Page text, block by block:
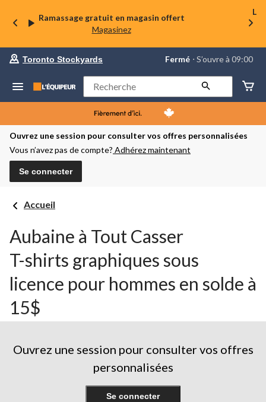
Ramassage gratuit en magasin offert
Magasinez
La
préféré
Toronto
Stockyards,
courament
Fermé,
S’ouvre
à
Toronto Stockyards Fermé ⋅ S’ouvre à 09:00
Rechercher
Ouvrez une session pour consulter vos offres personnalisées
Vous n’avez pas de compte? Adhérez maintenant
Se connecter
Accueil
Aubaine à Tout Casser
T-shirts graphiques sous
licence pour hommes en solde à
15$
Ouvrez une session pour consulter vos offres
personnalisées
Se connecter